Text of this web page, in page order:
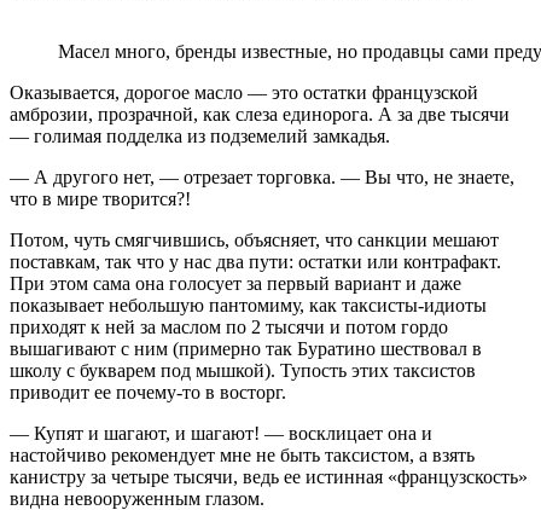
Масел много, бренды известные, но продавцы сами
Оказывается, дорогое масло — это остатки французской
амброзии, прозрачной, как слеза единорога. А за две тысячи
— голимая подделка из подземелий замкадья.
— А другого нет, — отрезает торговка. — Вы что, не знаете,
что в мире творится?!
Потом, чуть смягчившись, объясняет, что санкции мешают
поставкам, так что у нас два пути: остатки или контрафакт.
При этом сама она голосует за первый вариант и даже
показывает небольшую пантомиму, как таксисты-идиоты
приходят к ней за маслом по 2 тысячи и потом гордо
вышагивают с ним (примерно так Буратино шествовал в
школу с букварем под мышкой). Тупость этих таксистов
приводит ее почему-то в восторг.
— Купят и шагают, и шагают! — восклицает она и
настойчиво рекомендует мне не быть таксистом, а взять
канистру за четыре тысячи, ведь ее истинная «французскость»
видна невооруженным глазом.